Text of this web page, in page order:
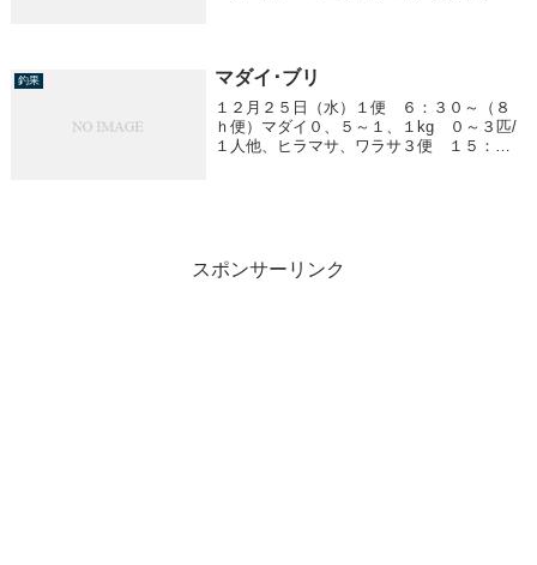
釣果 マダイ･ブリ
１２月２５日（水）１便 ６：３０～（８
ｈ便）マダイ０、５～１、１kg ０～３匹/
１人他、ヒラマサ、ワラサ３便 １５：０
スポンサーリンク